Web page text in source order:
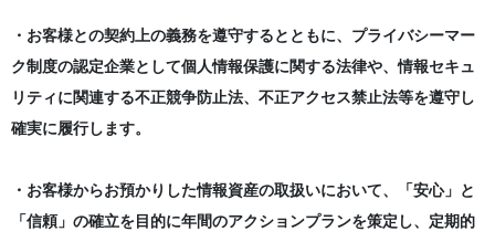
・お客様との契約上の義務を遵守するとともに、プライバシーマー
ク制度の認定企業として個人情報保護に関する法律や、情報セキュ
リティに関連する不正競争防止法、不正アクセス禁止法等を遵守し
確実に履行します。
・お客様からお預かりした情報資産の取扱いにおいて、「安心」と
「信頼」の確立を目的に年間のアクションプランを策定し、定期的